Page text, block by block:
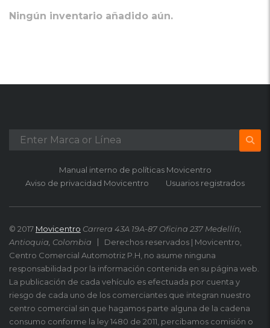
Ningún inventario añadido aún.
Manual interno de políticas Movicentro
Aviso de privacidad Movicentro
Usuarios registrados
© 2017 Movicentro Carrera 43A 19A-87 Oficina 237 Medellín,
Antioquia, Colombia
Derechos reservados | Movicentro,
Centro Comercial Automotriz P.H, no asume ninguna
responsabilidad por la información contenida en su página web.
La publicación de cada vehículo es efectuada por cuenta y
riesgo de cada uno de los comerciantes que integran nuestro
centro comercial sin que hagamos parte alguna de la cadena
consumo conforme la ley 1480 de 2011, percibamos comisión o